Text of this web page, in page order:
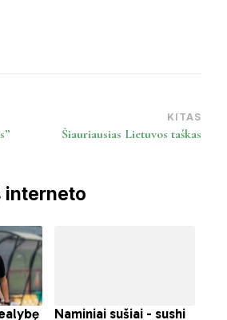
KITAS
Šiauriausias Lietuvos taškas
interneto